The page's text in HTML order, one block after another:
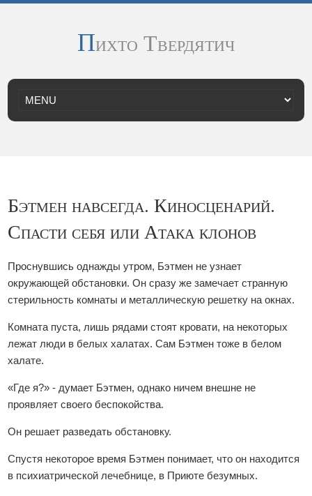
Пихто Твердятич
Бэтмен навсегда. Киносценарий.
Спасти себя или Атака клонов
Проснувшись однажды утром, Бэтмен не узнает
окружающей обстановки. Он сразу же замечает странную
стерильность комнаты и металлическую решетку на окнах.
Комната пуста, лишь рядами стоят кровати, на некоторых
лежат люди в белых халатах. Сам Бэтмен тоже в белом
халате.
«Где я?» - думает Бэтмен, однако ничем внешне не
проявляет своего беспокойства.
Он решает разведать обстановку.
Спустя некоторое время Бэтмен понимает, что он находится
в психиатрической лечебнице, в Приюте безумных.